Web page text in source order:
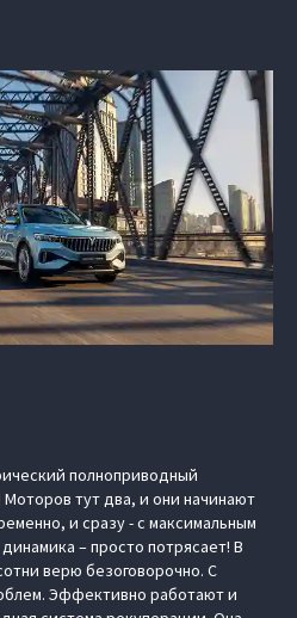
полноприводный
Моторов тут два, и они начинают
и сразу - с максимальным
– просто потрясает! В
верю безоговорочно. С
Эффективно работают и